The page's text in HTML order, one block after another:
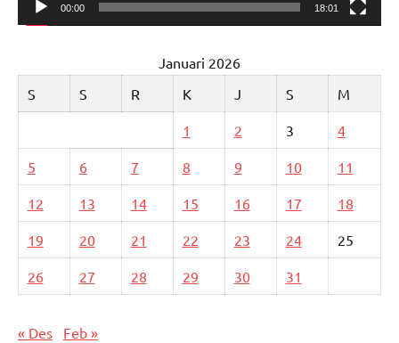
00:00 18:01
Januari 2026
S
S R K J S M
1 2 3 4
5 6 7 8 9 10 11
12 13 14 15 16 17 18
19 20 21 22 23 24 25
26 27 28 29 30 31
« Des Feb »